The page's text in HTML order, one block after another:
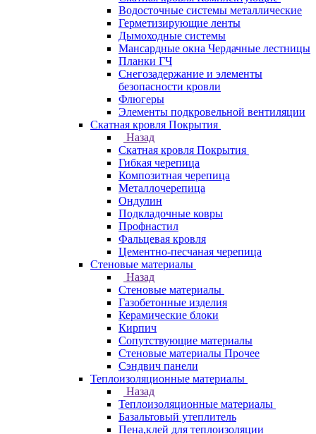
Водосточные системы металлические
Герметизирующие ленты
Дымоходные системы
Мансардные окна Чердачные лестницы
Планки ГЧ
Снегозадержание и элементы
безопасности кровли
Флюгеры
Элементы подкровельной вентиляции
Скатная кровля Покрытия
Назад
Скатная кровля Покрытия
Гибкая черепица
Композитная черепица
Металлочерепица
Ондулин
Подкладочные ковры
Профнастил
Фальцевая кровля
Цементно-песчаная черепица
Стеновые материалы
Назад
Стеновые материалы
Газобетонные изделия
Керамические блоки
Кирпич
Сопутствующие материалы
Стеновые материалы Прочее
Сэндвич панели
Теплоизоляционные материалы
Назад
Теплоизоляционные материалы
Базальтовый утеплитель
Пена,клей для теплоизоляции